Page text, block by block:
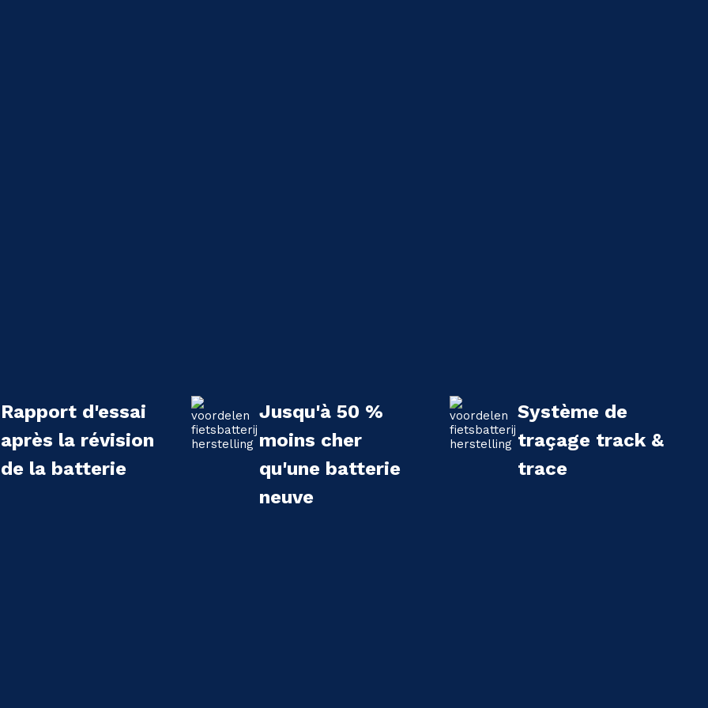
Rapport d'essai
après la révision
de la batterie
Jusqu'à 50 %
moins cher
qu'une batterie
neuve
Système de
traçage track &
trace